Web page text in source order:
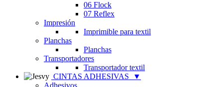
06 Flock
07 Reflex
Impresión
Imprimible para textil
Planchas
Planchas
Transportadores
Transportador textil
CINTAS ADHESIVAS
▼
Adhesivos